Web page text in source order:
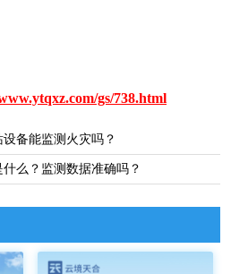
gs/738.html
备能监测火灾吗？
么？监测数据准确吗？